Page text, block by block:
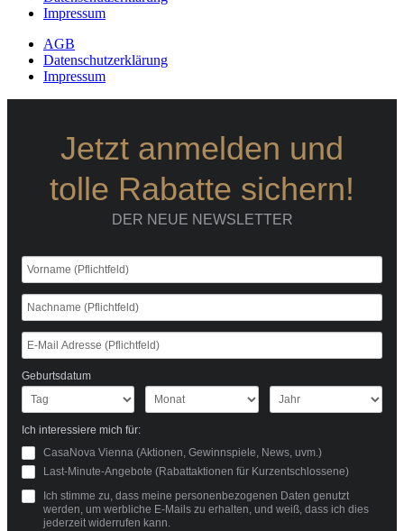
Impressum
AGB
Datenschutzerklärung
Impressum
Jetzt anmelden und
tolle Rabatte sichern!
DER NEUE NEWSLETTER
Geburtsdatum
Ich interessiere mich für:
CasaNova Vienna (Aktionen, Gewinnspiele, News, uvm.)
Last-Minute-Angebote (Rabattaktionen für Kurzentschlossene)
Ich stimme zu, dass meine personenbezogenen Daten genutzt
werden, um werbliche E-Mails zu erhalten, und weiß, dass ich dies
jederzeit widerrufen kann.